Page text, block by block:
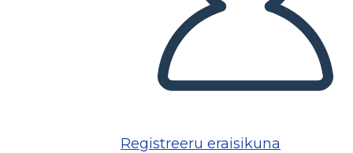
Registreeru eraisikuna